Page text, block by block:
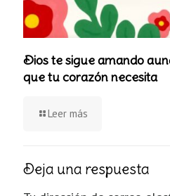
Dios te sigue amando
que tu corazón necesita
Leer más
Deja una respuesta